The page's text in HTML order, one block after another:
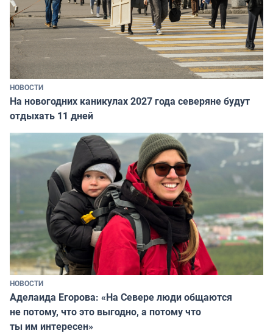
НОВОСТИ
На новогодних каникулах 2027 года северяне будут
отдыхать 11 дней
НОВОСТИ
Аделаида Егорова: «На Севере люди общаются
не потому, что это выгодно, а потому что
ты им интересен»